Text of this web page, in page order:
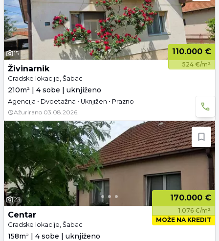
15 110.000 €
524 €/m²
Živinarnik
Gradske lokacije, Šabac
210m² | 4 sobe | uknjiženo
Agencija • Dvoetažna • Uknjižen • Prazno
Ažurirano 03.08.2026.
23 170.000 €
1.076 €/m²
MOŽE NA KREDIT
Centar
Gradske lokacije, Šabac
158m² | 4 sobe | uknjiženo